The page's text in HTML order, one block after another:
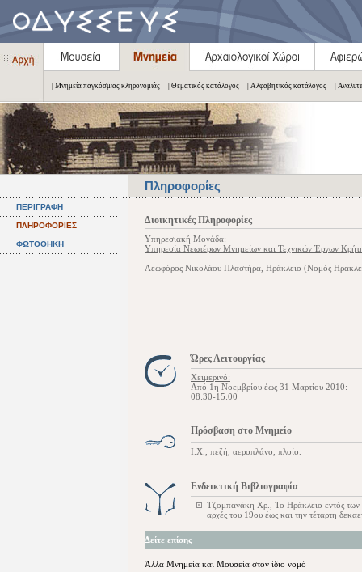
| Μνημεία παγκόσμιας κληρονομιάς | Θεματικός κατάλογος | Αλφαβητικός κατάλογος |
Πληροφορίες
ΠΕΡΙΓΡΑΦΗ
ΠΛΗΡΟΦΟΡΙΕΣ
ΦΩΤΟΘΗΚΗ
Διοικητικές Πληροφορίες
Υπηρεσιακή Μονάδα:
Υπηρεσία Νεωτέρων Μνημείων και Τεχνικών Έργων
Λεωφόρος Νικολάου Πλαστήρα, Ηράκλειο (Νομός
Ώρες Λειτουργίας
Χειμερινό:
Από 1η Νοεμβρίου έως 31 Μαρτίου 2010:
08:30-15:00
Πρόσβαση στο Μνημείο
Ι.Χ., πεζή, αεροπλάνο, πλοίο.
Ενδεικτική Βιβλιογραφία
Τζομπανάκη Χρ., Το Ηράκλειο εντός των
αρχές του 19ου έως και την τέταρτη
Δείτε επίσης
Άλλα Μνημεία και Μουσεία στον ίδιο νομό